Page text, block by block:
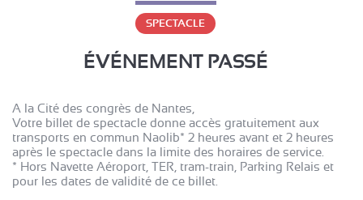
SPECTACLE
ÉVÉNEMENT PASSÉ
A la Cité des congrès de Nantes,
Votre billet de spectacle donne accès gratuitement aux
transports en commun Naolib* 2 heures avant et 2 heures
après le spectacle dans la limite des horaires de service.
* Hors Navette Aéroport, TER, tram-train, Parking Relais et
pour les dates de validité de ce billet.